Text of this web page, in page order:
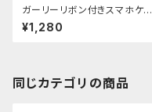
ガーリーリボン付きスマホケー
ス
¥1,280
同じカテゴリの商品